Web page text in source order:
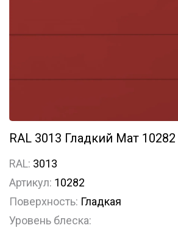
RAL 3013 Гладкий Мат 10282
RAL: 3013
Артикул: 10282
Поверхность: Гладкая
Уровень блеска: